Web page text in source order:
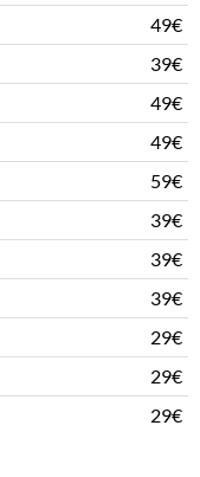
49€
39€
49€
49€
59€
39€
39€
39€
29€
29€
29€